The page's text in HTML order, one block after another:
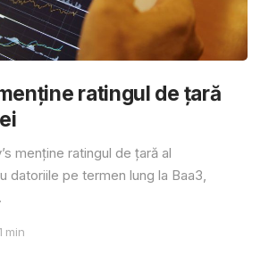
ratingul de țară
menține ratingul de țară al
datoriile pe termen lung la Baa3,
min